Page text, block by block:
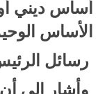
أساس ديني
الأساس الوحيد
رسائل الرئيس
وأشار إلى